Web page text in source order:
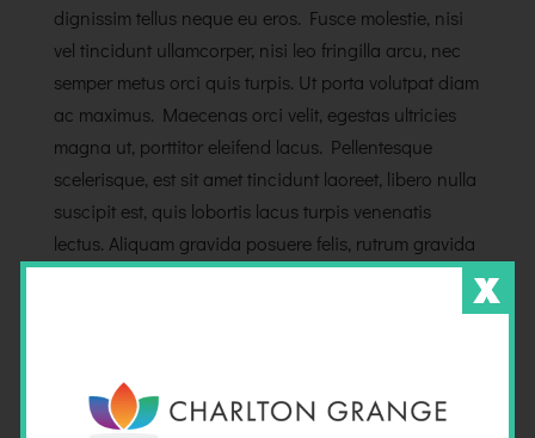
dignissim tellus neque eu eros. Fusce molestie, nisi
vel tincidunt ullamcorper, nisi leo fringilla arcu, nec
semper metus orci quis turpis. Ut porta volutpat diam
ac maximus. Maecenas orci velit, egestas ultricies
magna ut, porttitor eleifend lacus. Pellentesque
scelerisque, est sit amet tincidunt laoreet, libero nulla
suscipit est, quis lobortis lacus turpis venenatis
lectus. Aliquam gravida posuere felis, rutrum gravida
nisi tincidunt et. Quisque porttitor dignissim mi, nec
in faucibus. Aliquam varius nisl leo, et ultricies purus
accumsan non. Duis tempor nec nulla nec